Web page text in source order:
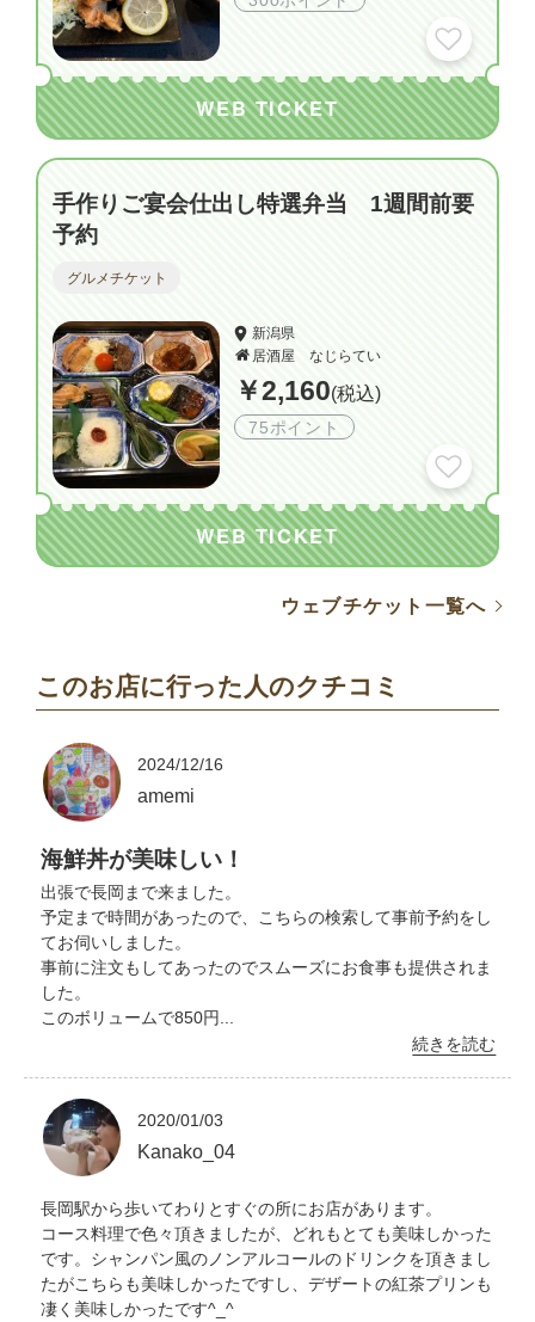
WEB TICKET
手作りご宴会仕出し特選弁当 1週間前要
予約
グルメチケット
新潟県
居酒屋 なじらてい
￥2,160(税込)
75ポイント
WEB TICKET
ウェブチケット一覧へ
このお店に行った人のクチコミ
2024/12/16
amemi
海鮮丼が美味しい！
出張で長岡まで来ました。
予定まで時間があったので、こちらの検索して事前予約をし
てお伺いしました。
事前に注文もしてあったのでスムーズにお食事も提供されま
した。
このボリュームで850円...
続きを読む
2020/01/03
Kanako_04
長岡駅から歩いてわりとすぐの所にお店があります。
コース料理で色々頂きましたが、どれもとても美味しかった
です。シャンパン風のノンアルコールのドリンクを頂きまし
たがこちらも美味しかったですし、デザートの紅茶プリンも
凄く美味しかったです^_^